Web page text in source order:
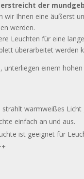
der
wir Ihnen eine äußerst
werden.
Leuchten für eine
überarbeitet werden
einem
warmweißes
einfach an und aus.
ist geeignet für